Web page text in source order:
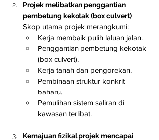
Projek melibatkan penggantian
pembetung kekotak (box culvert)
Skop utama projek merangkumi:
Kerja membaik pulih laluan jalan.
Penggantian pembetung kekotak
(box culvert).
Kerja tanah dan pengorekan.
Pembinaan struktur konkrit
baharu.
Pemulihan sistem saliran di
kawasan terlibat.
Kemajuan fizikal projek mencapai